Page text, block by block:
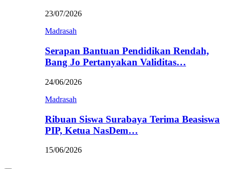
23/07/2026
Madrasah
Serapan Bantuan Pendidikan Rendah,
Bang Jo Pertanyakan Validitas…
24/06/2026
Madrasah
Ribuan Siswa Surabaya Terima Beasiswa
PIP, Ketua NasDem…
15/06/2026